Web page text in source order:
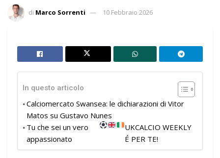
di Marco Sorrenti 10 Febbraio 2026
In questo articolo
Calciomercato Swansea: le dichiarazioni di Vitor
Matos su Gustavo Nunes
Tu che sei un vero
appassionato
UKCALCIO WEEKLY
É PER TE!